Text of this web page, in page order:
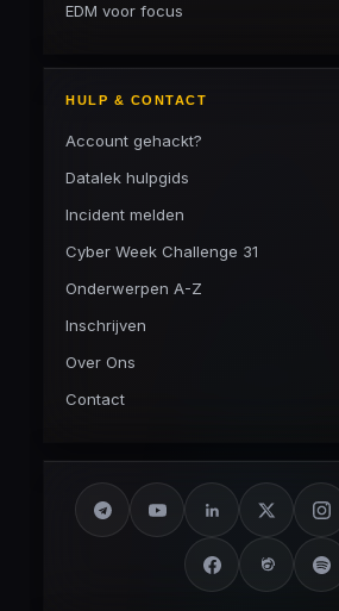
EDM voor focus
HULP & CONTACT
Account gehackt?
Datalek hulpgids
Incident melden
Cyber Week Challenge 31
Onderwerpen A-Z
Inschrijven
Over Ons
Contact